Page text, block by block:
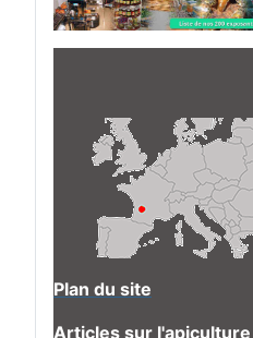
Plan du site
Articles sur l'apiculture